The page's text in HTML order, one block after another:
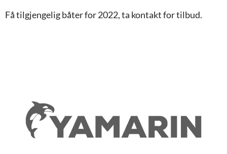
Få tilgjengelig båter for 2022, ta kontakt for tilbud.